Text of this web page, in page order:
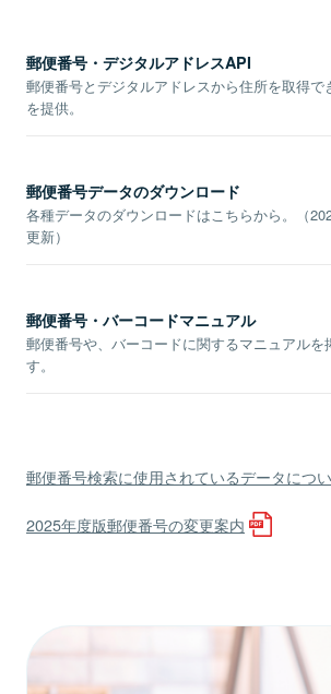
郵便番号・デジタルアドレスAPI
郵便番号とデジタルアドレスから住所を取得で
を提供。
郵便番号データのダウンロード
各種データのダウンロードはこちらから。（
更新）
郵便番号・バーコードマニュアル
郵便番号や、バーコードに関するマニュアルを
す。
郵便番号検索に使用されているデータにつ
2025年度版郵便番号の変更案内